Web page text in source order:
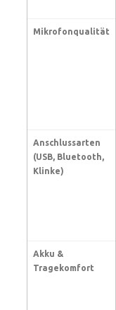
Mikrofonqualität
Anschlussarten
(USB, Bluetooth,
Klinke)
Akku &
Tragekomfort